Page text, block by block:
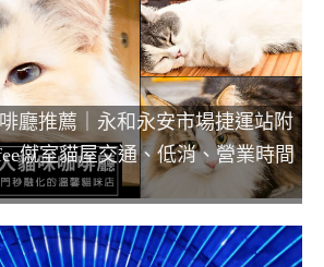
廳推薦｜永和永安市場捷運站附
僦室貓屋交通、低消、營業時間